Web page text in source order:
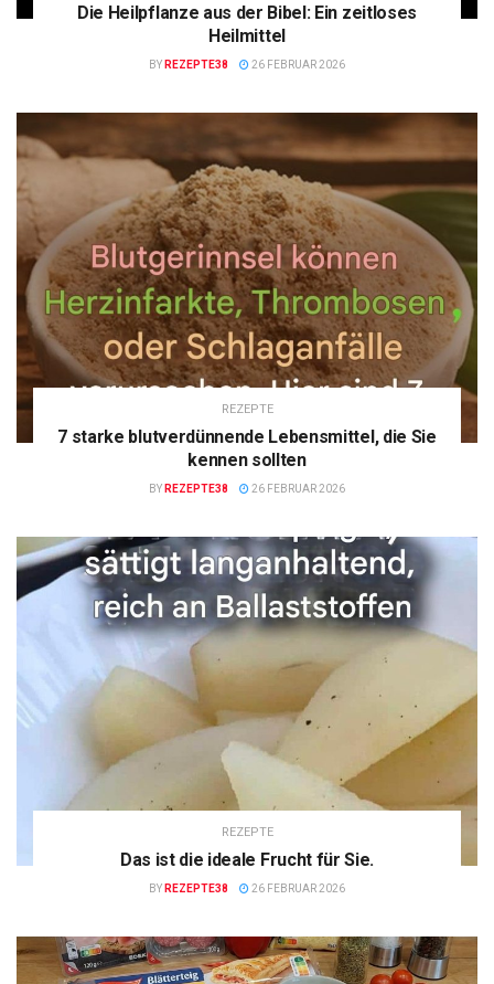
Die Heilpflanze aus der Bibel: Ein zeitloses
Heilmittel
BY REZEPTE38 26 FEBRUAR 2026
REZEPTE
7 starke blutverdünnende Lebensmittel, die Sie
kennen sollten
BY REZEPTE38 26 FEBRUAR 2026
REZEPTE
Das ist die ideale Frucht für Sie.
BY REZEPTE38 26 FEBRUAR 2026